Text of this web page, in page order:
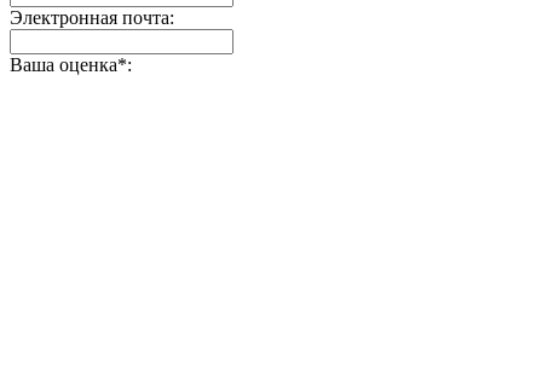
Электронная почта:
Ваша оценка*: